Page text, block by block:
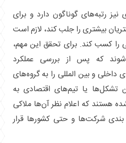
رتبه‌های گوناگون دارد و برای
بیشتری را جلب کند، لازم است
را کسب کند. برای تحقق این مهم،
که پس از بررسی عملکرد
و بین المللی را به گروه‌های
تشکل‌ها یا تیم‌های اقتصادی به
هستند که اعلام نظر آن‌ها ملاکی
شرکت‌ها و حتی کشور‌ها قرار